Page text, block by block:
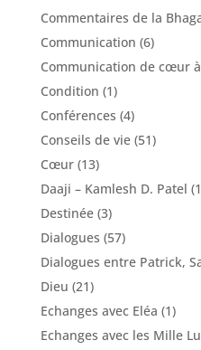
Commentaires de la
Communication (6)
Communication de cœur
Condition (1)
Conférences (4)
Conseils de vie(51)
Cœur(13)
Daaji – Kamlesh D. Patel
Destinée(3)
Dialogues (57)
Dialogues entre Patrick,
Dieu (21)
Echanges avec Eléa (1)
Echanges avec les Mille